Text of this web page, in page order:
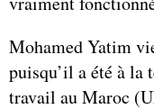
Mohamed Yatim
puisqu’il a été à la
travail au Maroc